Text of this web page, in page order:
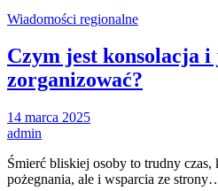
Wiadomości regionalne
Czym jest konsolacja
zorganizować?
14 marca 2025
admin
Śmierć bliskiej osoby to trudny
pożegnania, ale i wsparcia ze